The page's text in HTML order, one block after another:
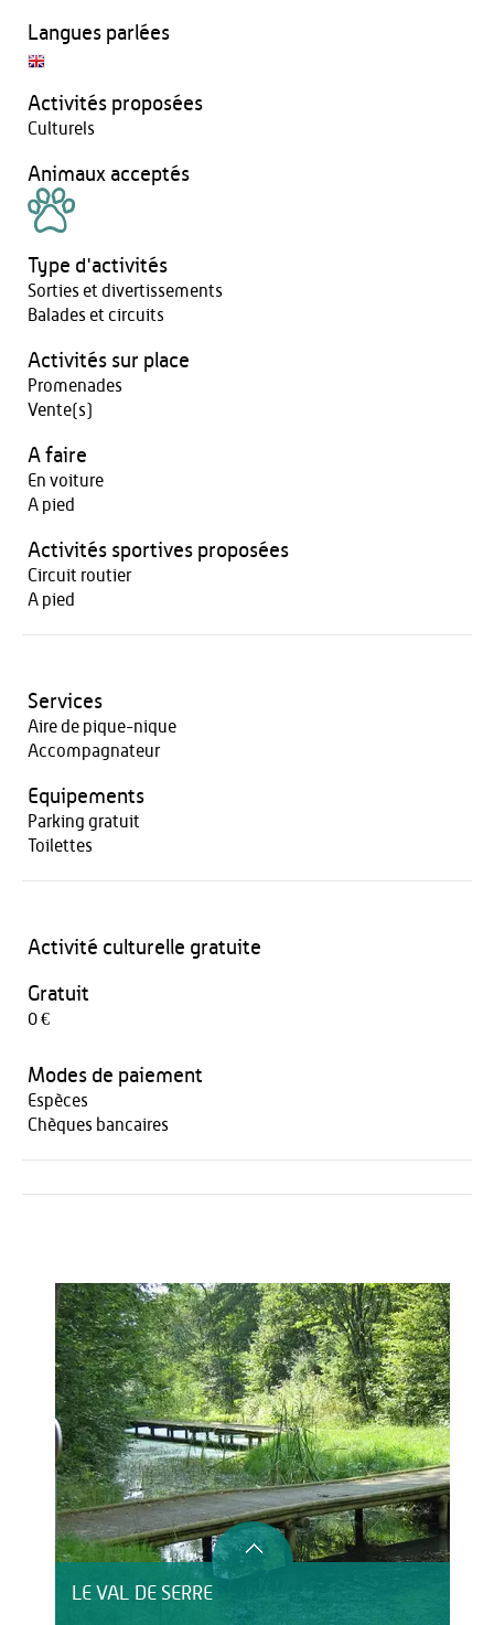
Langues parlées
Activités proposées
Culturels
Animaux acceptés
Type d'activités
Sorties et divertissements
Balades et circuits
Activités sur place
Promenades
Vente(s)
A faire
En voiture
A pied
Activités sportives proposées
Circuit routier
A pied
Services
Aire de pique-nique
Accompagnateur
Equipements
Parking gratuit
Toilettes
Activité culturelle gratuite
Gratuit
0 €
Modes de paiement
Espèces
Chèques bancaires
LE VAL DE SERRE